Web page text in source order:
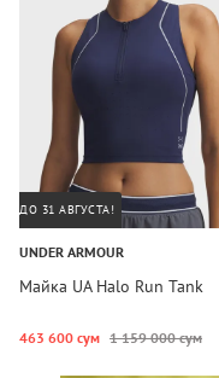
ДО 31 АВГУСТА!
UNDER ARMOUR
Майка UA Halo Run Tank
463 600 сум 1 159 000 сум